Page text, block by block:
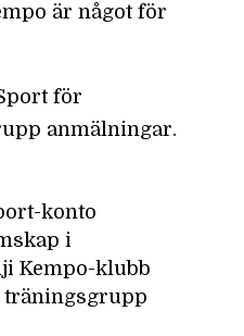
är något för
för
anmälningar.
konto
i
Kempo-klubb